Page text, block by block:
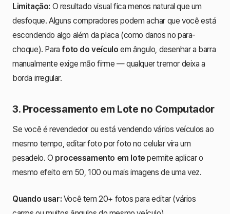
Limitação: O resultado visual fica menos natural que um
desfoque. Alguns compradores podem achar que você está
escondendo algo além da placa (como danos no para-
choque). Para foto do veículo em ângulo, desenhar a barra
manualmente exige mão firme — qualquer tremor deixa a
borda irregular.
3. Processamento em Lote no Computador
Se você é revendedor ou está vendendo vários veículos ao
mesmo tempo, editar foto por foto no celular vira um
pesadelo. O processamento em lote permite aplicar o
mesmo efeito em 50, 100 ou mais imagens de uma vez.
Quando usar: Você tem 20+ fotos para editar (vários